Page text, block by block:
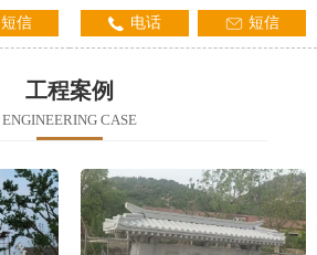
短信 电话 短信
工程案例
ENGINEERING CASE